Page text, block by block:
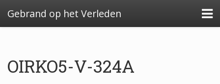
Gebrand op het Verleden
OIRKO5-V-324A